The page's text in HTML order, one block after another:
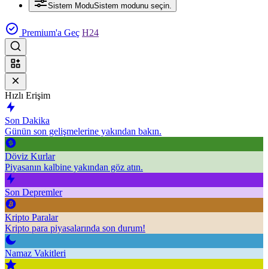
Sistem ModuSistem modunu seçin.
Premium'a Geç H24
Hızlı Erişim
Son Dakika
Günün son gelişmelerine yakından bakın.
Döviz Kurlar
Piyasanın kalbine yakından göz atın.
Son Depremler
Kripto Paralar
Kripto para piyasalarında son durum!
Namaz Vakitleri